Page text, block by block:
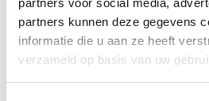
partners voor social media,
partners kunnen deze gegevens
informatie die u aan ze heeft
verzameld op basis van uw
In